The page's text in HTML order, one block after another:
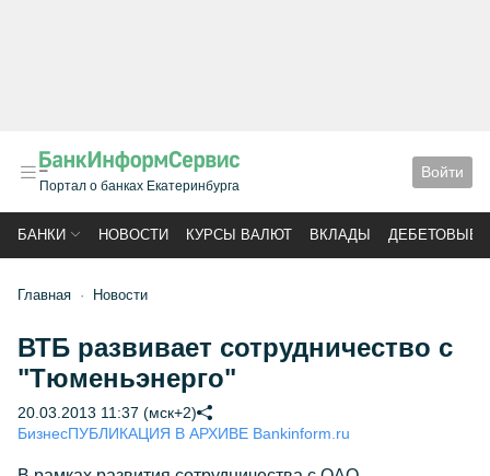
Портал о банках Екатеринбурга
Войти
БАНКИ НОВОСТИ КУРСЫ ВАЛЮТ ВКЛАДЫ ДЕБЕТОВЫЕ
Главная Новости
ВТБ развивает сотрудничество с
"Тюменьэнерго"
20.03.2013 11:37 (мск+2)
БизнесПУБЛИКАЦИЯ В АРХИВЕ Bankinform.ru